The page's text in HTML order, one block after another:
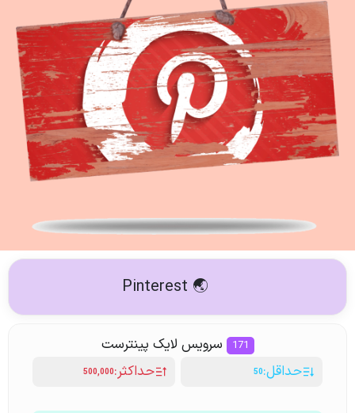
🌏 Pinterest
171
سرویس لایک پینترست
حداقل:50 حداکثر:500,000